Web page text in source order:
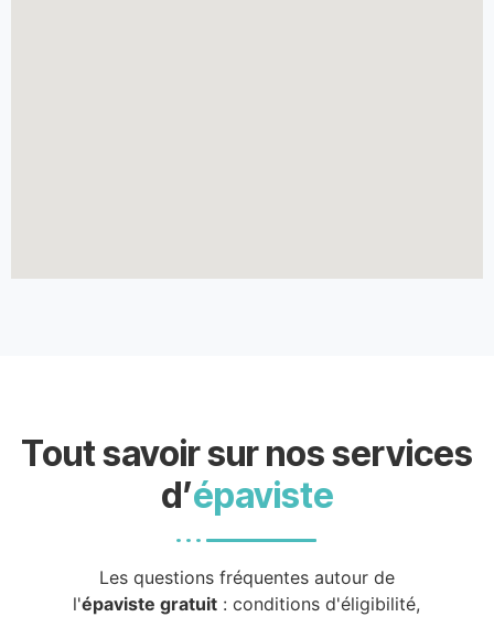
Tout savoir sur nos services
d’épaviste
Les questions fréquentes autour de
l'épaviste gratuit : conditions d'éligibilité,